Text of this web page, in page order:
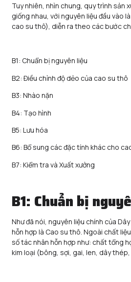
Tuy nhiên, nhìn chung, quy trình sản
giống nhau, với nguyên liệu đầu vào
cao su thô), diễn ra theo các bước
B1: Chuẩn bị nguyên liệu
B2: Điều chỉnh độ dẻo của cao su thô
B3: Nhào nặn
B4: Tạo hình
B5: Lưu hóa
B6: Bổ sung các đặc tính khác cho
B7: Kiểm tra và Xuất xưởng
B1: Chuẩn bị
Như đã nói, nguyên liệu chính của
hỗn hợp là Cao su thô. Ngoài chất
số tác nhân hỗn hợp như: chất tổng
kim loại (bông, sợi, gai, len, dây